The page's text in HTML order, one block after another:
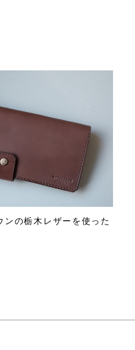
ンの栃木レザーを使った